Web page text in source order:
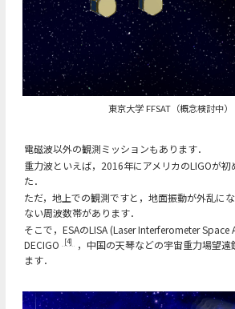
東京大学 FFSAT（概念検討中）
電磁波以外の観測ミッションもあります．
重力波といえば，2016年にアメリカのLIGOが
た．
ただ，地上での観測ですと，地面振動が外乱に
ない周波数帯があります．
そこで，ESAのLISA (Laser Interferometer Space
DECIGO
[4]
，中国の天琴などの宇宙重力場望
ます．